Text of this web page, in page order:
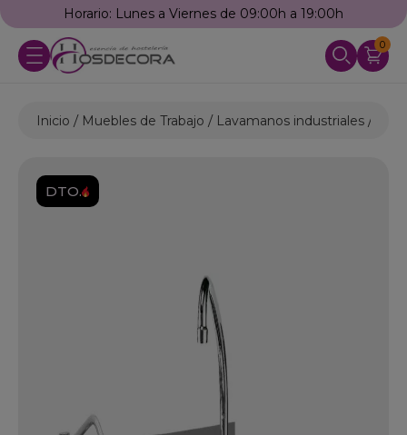
Horario: Lunes a Viernes de 09:00h a 19:00h
0
Inicio Muebles de Trabajo Lavamanos industriales
DTO.